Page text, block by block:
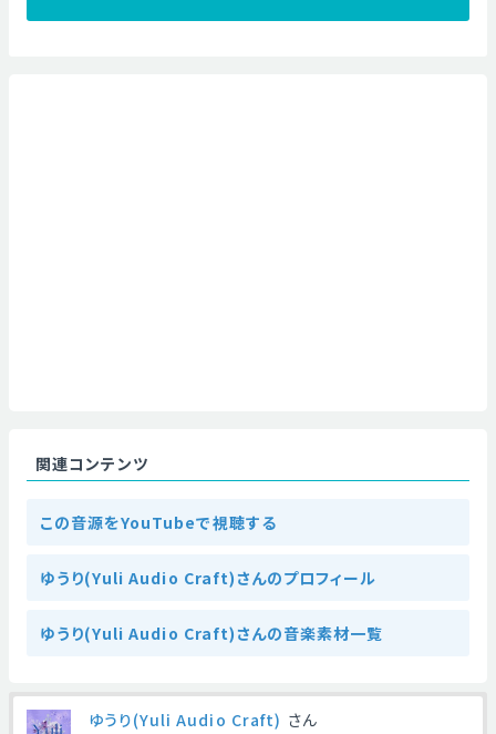
関連コンテンツ
この音源をYouTubeで視聴する
ゆうり(Yuli Audio Craft)さんのプロフィール
ゆうり(Yuli Audio Craft)さんの音楽素材一覧
ゆうり(Yuli Audio Craft) さん